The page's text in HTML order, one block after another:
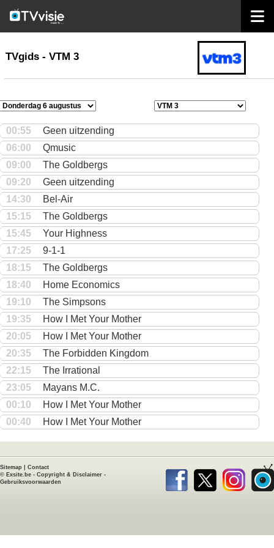
TVgids
TVgids - VTM 3
00:55
Geen uitzending
06:00
Qmusic
09:00
The Goldbergs
09:20
Geen uitzending
14:30
Bel-Air
15:15
The Goldbergs
15:45
Your Highness
17:25
9-1-1
18:15
The Goldbergs
18:40
Home Economics
19:10
The Simpsons
19:35
How I Met Your Mother
20:05
How I Met Your Mother
20:35
The Forbidden Kingdom
22:15
The Irrational
23:05
Mayans M.C.
00:10
How I Met Your Mother
00:40
How I Met Your Mother
Sitemap
Contact
© Exsite.be - Copyright & Disclaimer -
Gebruiksvoorwaarden